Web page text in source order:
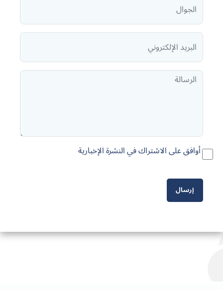
أوافق على الاشتراك في النشرة الإخبارية